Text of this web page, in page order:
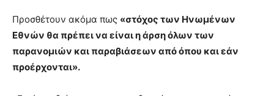
Προσθέτουν ακόμα πως «στόχος των Ηνωμένων
Εθνών θα πρέπει να είναι η άρση όλων των
παρανομιών και παραβιάσεων από όπου και εάν
προέρχονται».